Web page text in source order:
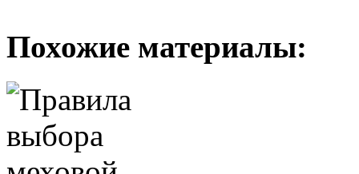
Похожие материалы: